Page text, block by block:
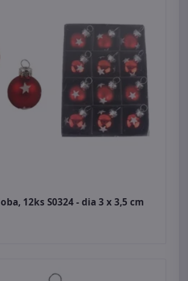
12ks S0324 - dia 3 x 3,5 cm